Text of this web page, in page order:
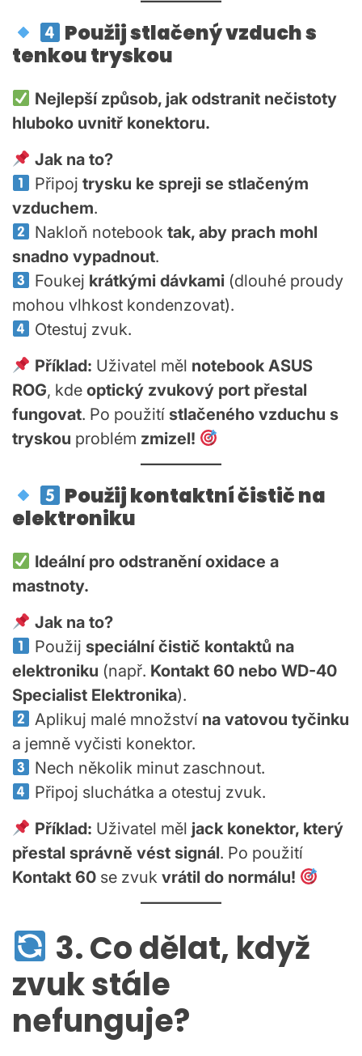
Použij stlačený vzduch s
tenkou tryskou
Nejlepší způsob, jak odstranit nečistoty
hluboko uvnitř konektoru.
Jak na to?
Připoj trysku ke spreji se stlačeným
vzduchem.
Nakloň notebook tak, aby prach mohl
snadno vypadnout.
Foukej krátkými dávkami(dlouhé proudy
mohou vlhkost kondenzovat).
Otestuj zvuk.
Příklad: Uživatel měl notebook ASUS
ROG, kde optický zvukový port přestal
fungovat. Po použití stlačeného vzduchu s
tryskou problém zmizel!
Použij kontaktní čistič na
elektroniku
Ideální pro odstranění oxidace a
mastnoty.
Jak na to?
Použij speciální čistič kontaktů na
elektroniku (např. Kontakt 60 nebo WD-40
Specialist Elektronika).
Aplikuj malé množství na vatovou tyčinku
a jemně vyčisti konektor.
Nech několik minut zaschnout.
Připoj sluchátka a otestuj zvuk.
Příklad: Uživatel měl jack konektor, který
přestal správně vést signál. Po použití
Kontakt 60 se zvuk vrátil do normálu!
3. Co dělat, když
zvuk stále
nefunguje?